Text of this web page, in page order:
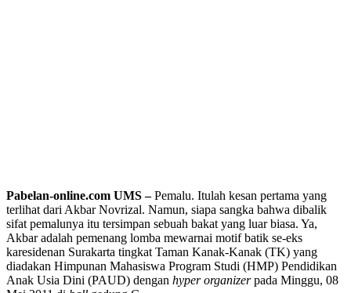
Pabelan-online.com UMS –Pemalu. Itulah kesan pertama yang
terlihat dari Akbar Novrizal. Namun, siapa sangka bahwa dibalik
sifat pemalunya itu tersimpan sebuah bakat yang luar biasa. Ya,
Akbar adalah pemenang lomba mewarnai motif batik se-eks
karesidenan Surakarta tingkat Taman Kanak-Kanak (TK) yang
diadakan Himpunan Mahasiswa Program Studi (HMP) Pendidikan
Anak Usia Dini (PAUD) dengan hyper organizerpada Minggu, 08